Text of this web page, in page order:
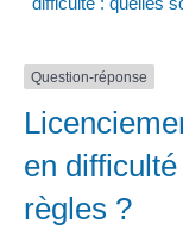
Question-réponse
en
règles ?